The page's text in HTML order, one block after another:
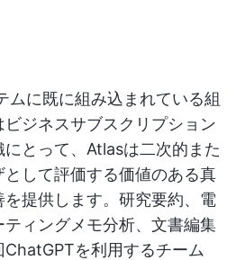
ムに既に組み込まれている組
ジネスサブスクリプション
とって、Atlasは二次的また
して評価する価値のある真
提供します。研究要約、電
ィングメモ分析、文書編集
を利用するチーム